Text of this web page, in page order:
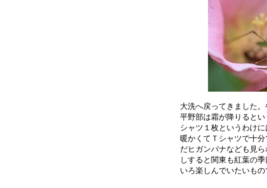
大洗へ戻ってきました
平野部は霜が降りると
シャツ１枚というわけ
暖かくてＴシャツで十
だヒガンバナなども見
しすると関東も紅葉の